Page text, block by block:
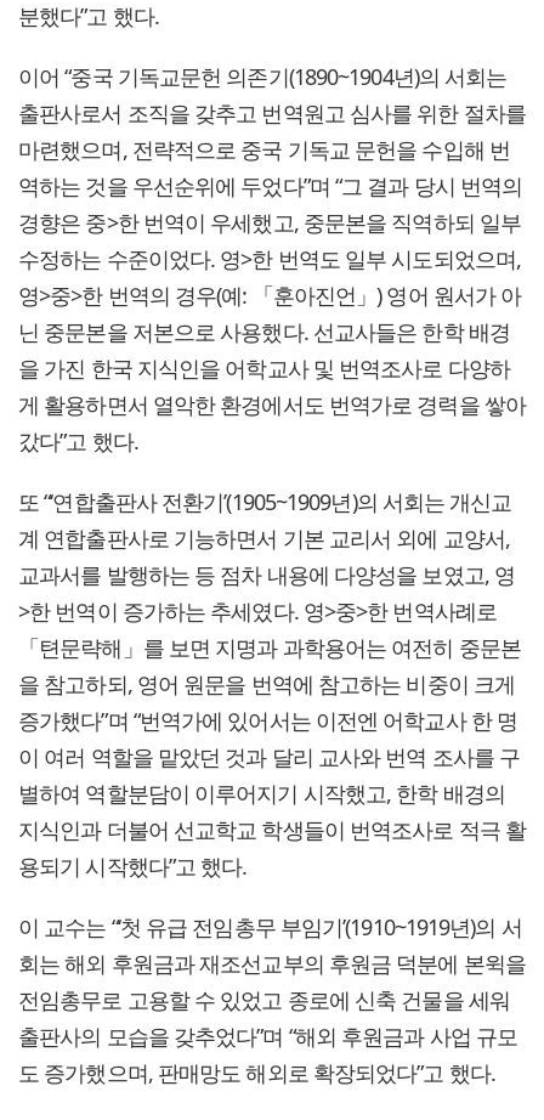
분했다”고 했다.
이어 “중국 기독교문헌 의존기(1890~1904년)의 서회는
출판사로서 조직을 갖추고 번역원고 심사를 위한 절차를
마련했으며, 전략적으로 중국 기독교 문헌을 수입해 번
역하는 것을 우선순위에 두었다”며 “그 결과 당시 번역의
경향은 중>한 번역이 우세했고, 중문본을 직역하되 일부
수정하는 수준이었다. 영>한 번역도 일부 시도되었으며,
영>중>한 번역의 경우(예: 「훈아진언」) 영어 원서가 아
닌 중문본을 저본으로 사용했다. 선교사들은 한학 배경
을 가진 한국 지식인을 어학교사 및 번역조사로 다양하
게 활용하면서 열악한 환경에서도 번역가로 경력을 쌓아
갔다”고 했다.
또 “‘연합출판사 전환기’(1905~1909년)의 서회는 개신교
계 연합출판사로 기능하면서 기본 교리서 외에 교양서,
교과서를 발행하는 등 점차 내용에 다양성을 보였고, 영
>한 번역이 증가하는 추세였다. 영>중>한 번역사례로
「텬문략해」를 보면 지명과 과학용어는 여전히 중문본
을 참고하되, 영어 원문을 번역에 참고하는 비중이 크게
증가했다”며 “번역가에 있어서는 이전엔 어학교사 한 명
이 여러 역할을 맡았던 것과 달리 교사와 번역 조사를 구
별하여 역할분담이 이루어지기 시작했고, 한학 배경의
지식인과 더불어 선교학교 학생들이 번역조사로 적극 활
용되기 시작했다”고 했다.
이 교수는 “‘첫 유급 전임총무 부임기’(1910~1919년)의 서
회는 해외 후원금과 재조선교부의 후원금 덕분에 본윅을
전임총무로 고용할 수 있었고 종로에 신축 건물을 세워
출판사의 모습을 갖추었다”며 “해외 후원금과 사업 규모
도 증가했으며, 판매망도 해외로 확장되었다”고 했다.